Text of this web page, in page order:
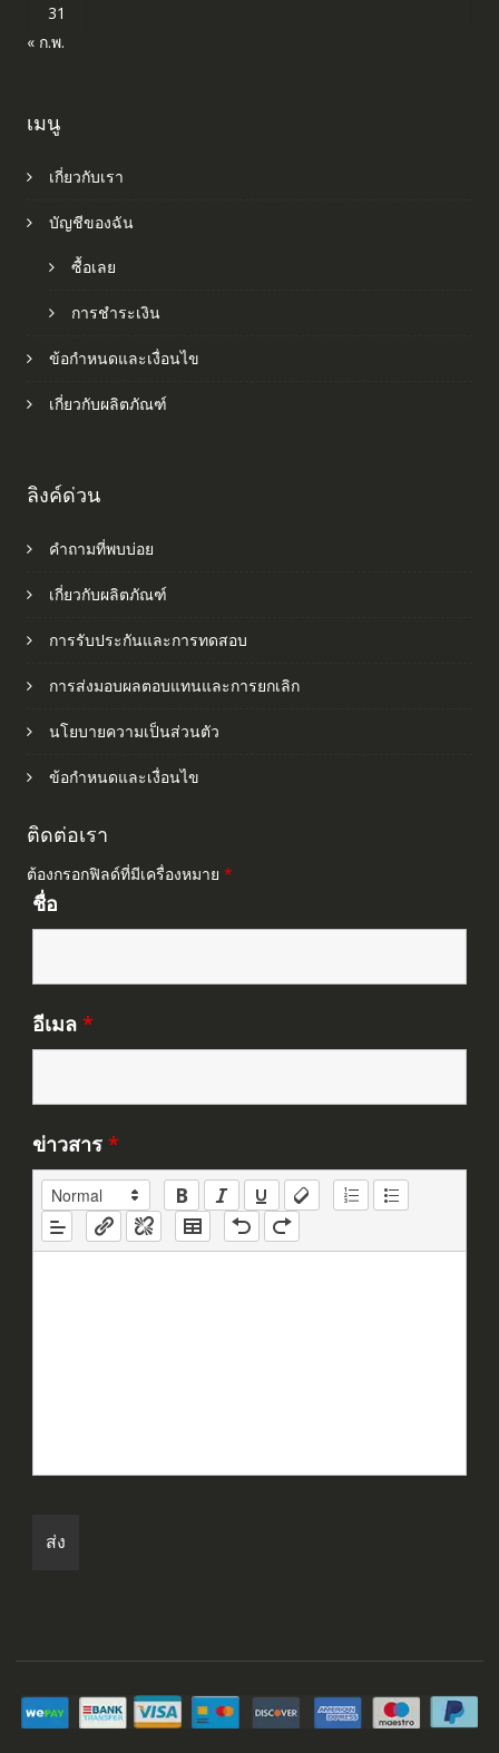
31
« ก.พ.
เมนู
เกี่ยวกับเรา
บัญชีของฉัน
ซื้อเลย
การชำระเงิน
ข้อกำหนดและเงื่อนไข
เกี่ยวกับผลิตภัณฑ์
ลิงค์ด่วน
คำถามที่พบบ่อย
เกี่ยวกับผลิตภัณฑ์
การรับประกันและการทดสอบ
การส่งมอบผลตอบแทนและการยกเลิก
นโยบายความเป็นส่วนตัว
ข้อกำหนดและเงื่อนไข
ติดต่อเรา
ต้องกรอกฟิลด์ที่มีเครื่องหมาย *
ชื่อ
อีเมล *
ข่าวสาร *